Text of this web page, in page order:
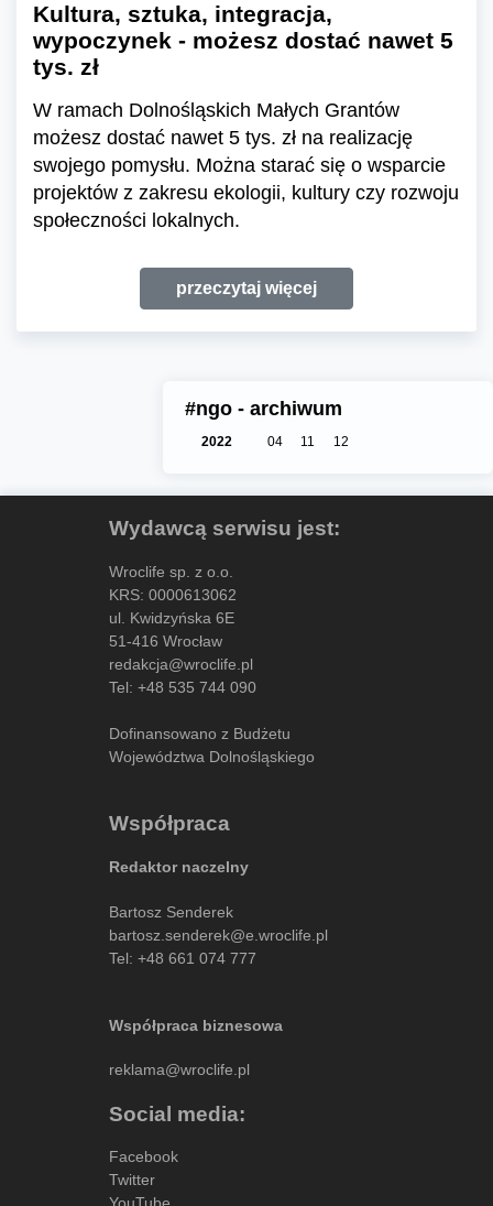
Kultura, sztuka, integracja,
wypoczynek - możesz dostać nawet 5
tys. zł
W ramach Dolnośląskich Małych Grantów
możesz dostać nawet 5 tys. zł na realizację
swojego pomysłu. Można starać się o wsparcie
projektów z zakresu ekologii, kultury czy rozwoju
społeczności lokalnych.
przeczytaj więcej
#ngo - archiwum
2022 04 11 12
Wydawcą serwisu jest:
Wroclife sp. z o.o.
KRS: 0000613062
ul. Kwidzyńska 6E
51-416 Wrocław
redakcja@wroclife.pl
Tel: +48 535 744 090
Dofinansowano z Budżetu
Województwa Dolnośląskiego
Współpraca
Redaktor naczelny
Bartosz Senderek
bartosz.senderek@e.wroclife.pl
Tel: +48 661 074 777
Współpraca biznesowa
reklama@wroclife.pl
Social media:
Facebook
Twitter